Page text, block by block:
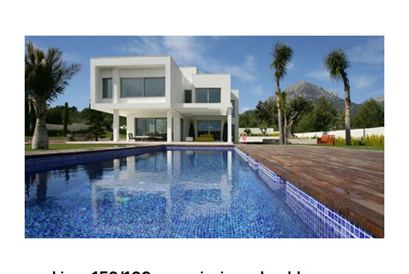
Liner
150/100
pour
piscines
durables